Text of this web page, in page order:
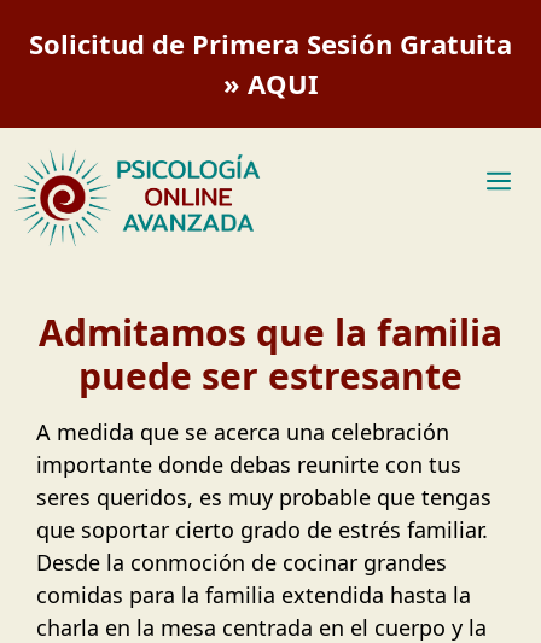
Solicitud de Primera Sesión Gratuita
» AQUI
Admitamos que la familia
puede ser estresante
A medida que se acerca una celebración
importante donde debas reunirte con tus
seres queridos, es muy probable que tengas
que soportar cierto grado de estrés familiar.
Desde la conmoción de cocinar grandes
comidas para la familia extendida hasta la
charla en la mesa centrada en el cuerpo y la